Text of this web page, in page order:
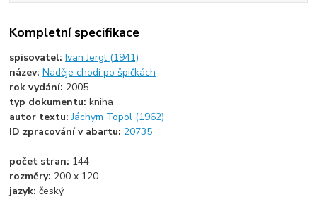
Kompletní specifikace
spisovatel:Ivan Jergl (1941)
název:Naděje chodí po špičkách
rok vydání: 2005
typ dokumentu:kniha
autor textu:Jáchym Topol (1962)
ID zpracování v abartu: 20735
počet stran: 144
rozměry: 200 x 120
jazyk:český